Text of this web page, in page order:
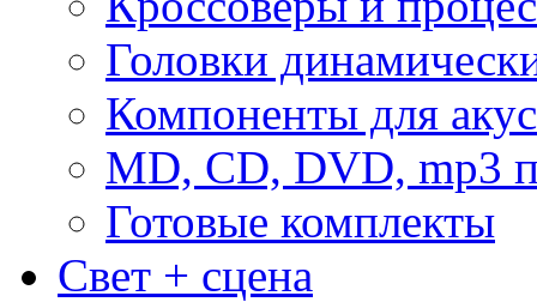
Головки
Компоненты для
MD, CD, DVD, mp3
Готовые комплекты
Свет + сцена